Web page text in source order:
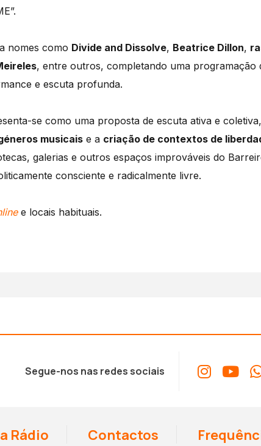
nomes como Divide and Dissolve, Beatrice Dillon,
, entre outros, completando uma programação
e escuta profunda.
se como uma proposta de escuta ativa e coletiva,
musicais e a criação de contextos de
galerias e outros espaços improváveis do
consciente e radicalmente livre.
e locais habituais.
Segue-nos nas redes sociais
Rádio Contactos